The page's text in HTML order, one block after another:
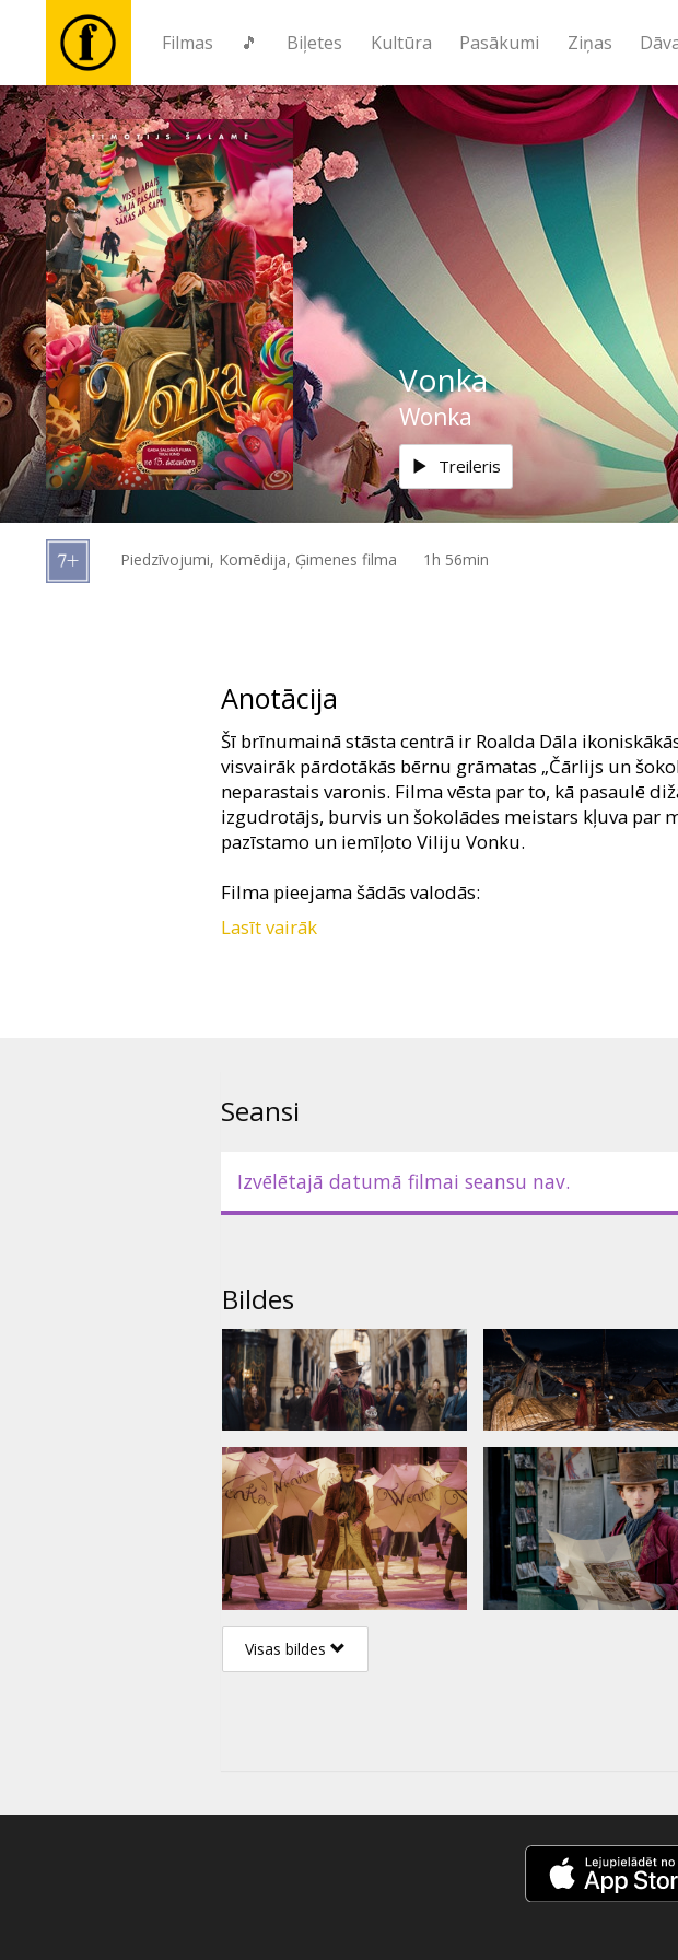
Filmas 🎵 Biļetes Kultūra Pasākumi Ziņas
Filmas
🎵
Biļetes
Kultūra
Pasākumi
Ziņas
Dāvanu
kartes
Vonka
Wonka
Treileris
Piedzīvojumi, Komēdija, Ģimenes filma 1h 56min
Anotācija
Šī brīnumainā stāsta centrā ir Roalda Dāla
visvairāk pārdotākās bērnu grāmatas „Čārlijs un
neparastais varonis. Filma vēsta par to, kā pasaulē
izgudrotājs, burvis un šokolādes meistars kļuva par
pazīstamo un iemīļoto Viliju Vonku.
Filma pieejama šādās valodās:
- dublēta latviešu valodā;
Lasīt vairāk
Seansi
Izvēlētajā datumā filmai seansu nav.
Bildes
Visas bildes